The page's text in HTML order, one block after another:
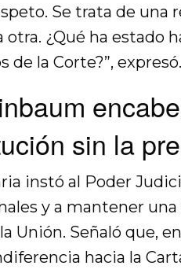
Se trata de una
otra. ¿Qué ha estado
de la Corte?”, expresó.
sin la
instó al Poder
y a mantener
Unión. Señaló que,
hacia la